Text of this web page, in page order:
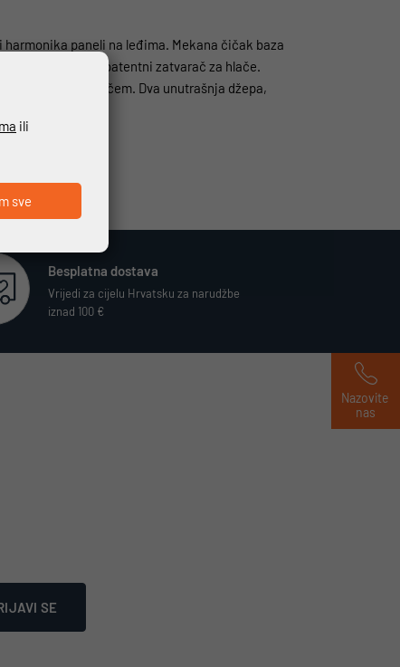
paneli na leđima. Mekana čičak baza
gumbima. Dugi patentni zatvarač za hlače.
zatvaračem. Dva unutrašnja džepa,
Besplatna dostava
Vrijedi za cijelu Hrvatsku za narudžbe
iznad 100 €
SE
Nazovite
nas
ili
sve